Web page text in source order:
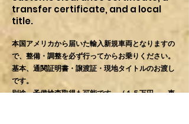
transfer certificate, and a local
title.
本国アメリカから届いた輸入新規車両となりますの
で、整備・調整を必ず行ってからお乗りください。
基本、通関証明書・譲渡証・現地タイトルのお渡し
です。
別途、予備検査取得も可能です。（１５万円～。車